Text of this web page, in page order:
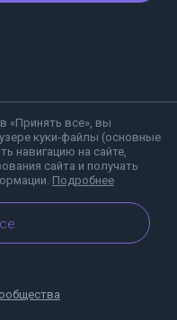
«Принять все», вы
куки-файлы (основные
навигацию на сайте,
сайта и получать
Подробнее